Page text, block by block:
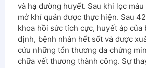
và hạ đường huyết. Sau khi lọc
mở khí quản được thực hiện. Sau
khoa hồi sức tích cực, huyết áp của
định, bệnh nhân hết sốt và được
cứu những tổn thương da chứng
chữa vết thương thành công. Sự